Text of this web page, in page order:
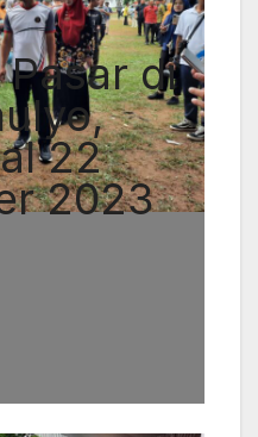
di
22
2023